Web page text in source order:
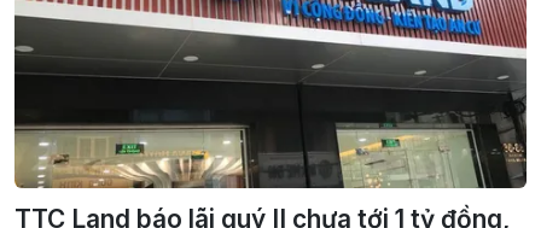
TTC Land báo lãi quý II chưa tới 1 tỷ đồng,